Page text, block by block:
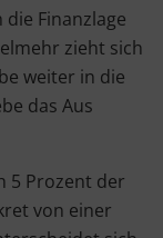
Finanzlage
zieht sich
weiter in die
das Aus
5 Prozent der
von einer